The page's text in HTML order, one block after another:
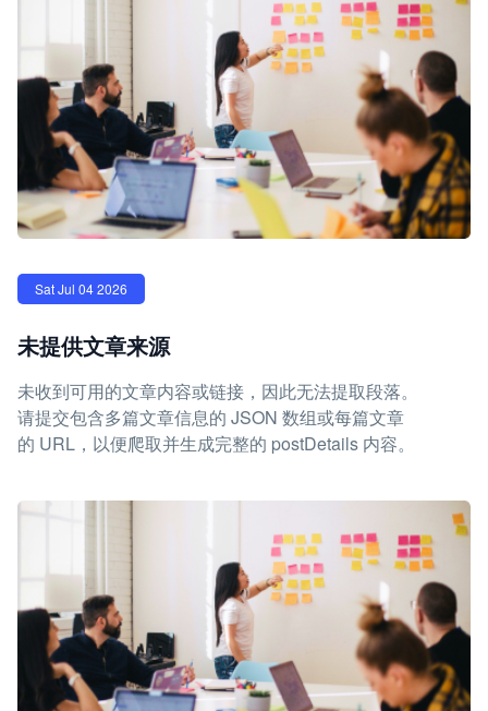
Sat Jul 04 2026
未提供文章来源
未收到可用的文章内容或链接，因此无法提取段落。
请提交包含多篇文章信息的 JSON 数组或每篇文章
的 URL，以便爬取并生成完整的 postDetails 内容。